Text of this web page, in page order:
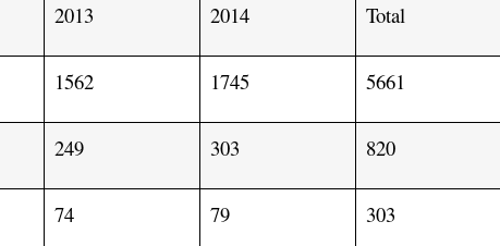
2013 2014 Total
1562 1745 5661
249 303 820
74 79 303